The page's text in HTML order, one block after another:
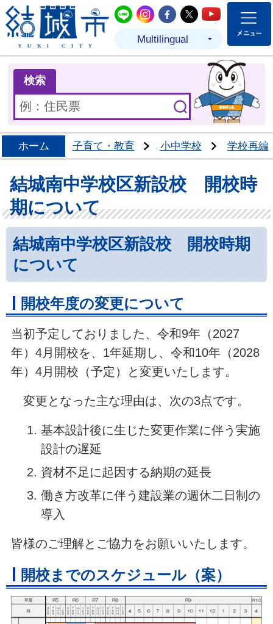
結城市公式LINE
結城市公式Instagram
結城市公式
結城市公式
結城市
Multilingual
検索
ホーム 子育て・教育 小中学校 学校再編
結城南中学校区新設校 開校時
期について
結城南中学校区新設校 開校時期
について
開校年度の変更について
当初予定しておりました、令和9年（2027
年）4月開校を、1年延期し、令和10年（2028
年）4月開校（予定）と変更いたします。
変更となった主な理由は、次の3点です。
基本設計後に生じた変更作業に伴う実施
設計の遅延
資材不足に起因する納期の延長
働き方改革に伴う建設業の週休二日制の
導入
皆様のご理解とご協力をお願いいたします。
開校までのスケジュール（案）